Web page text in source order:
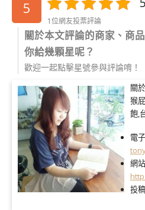
5
1位網友投票評論
關於本文評論的商家、商
你給幾顆星呢？
歡迎一起點擊星號參與評論唷！
關
猴
飽,
電
網
投